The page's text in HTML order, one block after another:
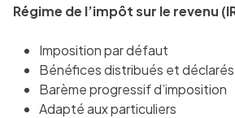
Régime de l’impôt sur le revenu
Imposition par défaut
Bénéfices distribués et déclarés
Barème progressif d’imposition
Adapté aux particuliers